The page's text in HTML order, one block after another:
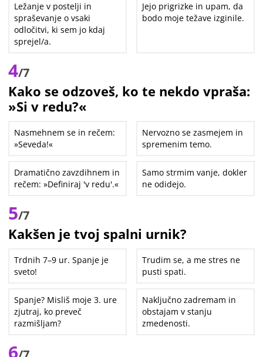
Ležanje v postelji in
spraševanje o vsaki
odločitvi, ki sem jo kdaj
sprejel/a.
Jejo prigrizke in upam, da
bodo moje težave izginile.
4/7
Kako se odzoveš, ko te nekdo vpraša:
»Si v redu?«
Nasmehnem se in rečem:
»Seveda!«
Nervozno se zasmejem in
spremenim temo.
Dramatično zavzdihnem in
rečem: »Definiraj 'v redu'.«
Samo strmim vanje, dokler
ne odidejo.
5/7
Kakšen je tvoj spalni urnik?
Trdnih 7–9 ur. Spanje je
sveto!
Trudim se, a me stres ne
pusti spati.
Spanje? Misliš moje 3. ure
zjutraj, ko preveč
razmišljam?
Naključno zadremam in
obstajam v stanju
zmedenosti.
6